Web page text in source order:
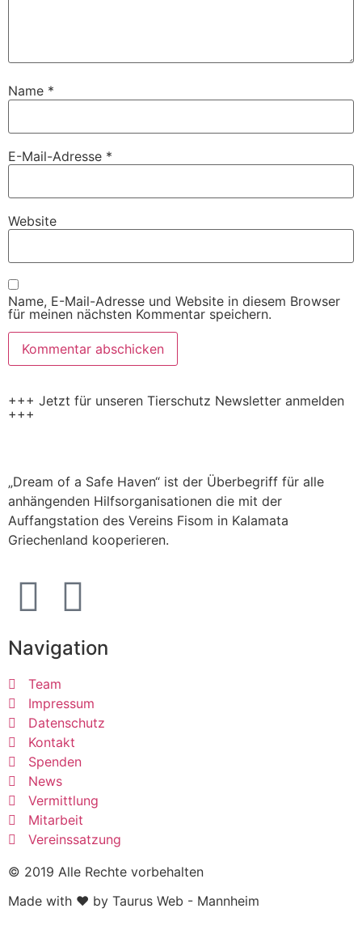
Name *
E-Mail-Adresse *
Website
Name, E-Mail-Adresse und Website in diesem Browser
für meinen nächsten Kommentar speichern.
+++ Jetzt für unseren Tierschutz Newsletter anmelden
+++
„Dream of a Safe Haven“ ist der Überbegriff für alle
anhängenden Hilfsorganisationen die mit der
Auffangstation des Vereins Fisom in Kalamata
Griechenland kooperieren.
Navigation
Team
Impressum
Datenschutz
Kontakt
Spenden
News
Vermittlung
Mitarbeit
Vereinssatzung
© 2019 Alle Rechte vorbehalten
Made with ❤ by Taurus Web - Mannheim